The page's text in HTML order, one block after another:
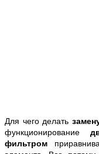
Для чего делать
функционирование
фильтром